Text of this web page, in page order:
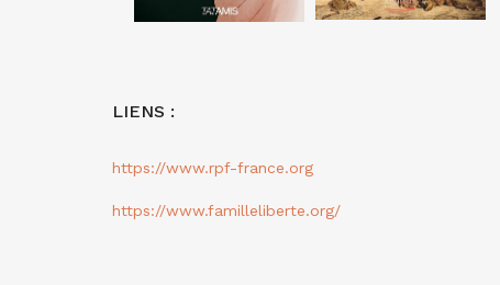
LIENS :
https://www.rpf-france.org
https://www.familleliberte.org/